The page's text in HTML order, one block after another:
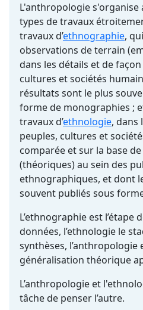
L'anthropologie
types de travaux
travaux d’ethnographie,
observations de terrain
dans les détails et de
cultures et sociétés
résultats sont le plus
forme de monographies ;
travaux d’ethnologie, dans
peuples, cultures et
comparée et sur la base
(théoriques) au sein des
ethnographiques, et dont
souvent publiés sous
L’ethnographie est l’étape
données, l’ethnologie le
synthèses, l’anthropologie
généralisation théorique
L’anthropologie et
tâche de penser l’autre.